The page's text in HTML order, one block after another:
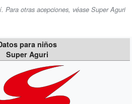
Para otras acepciones, véase Super Aguri
para niños
Super Aguri